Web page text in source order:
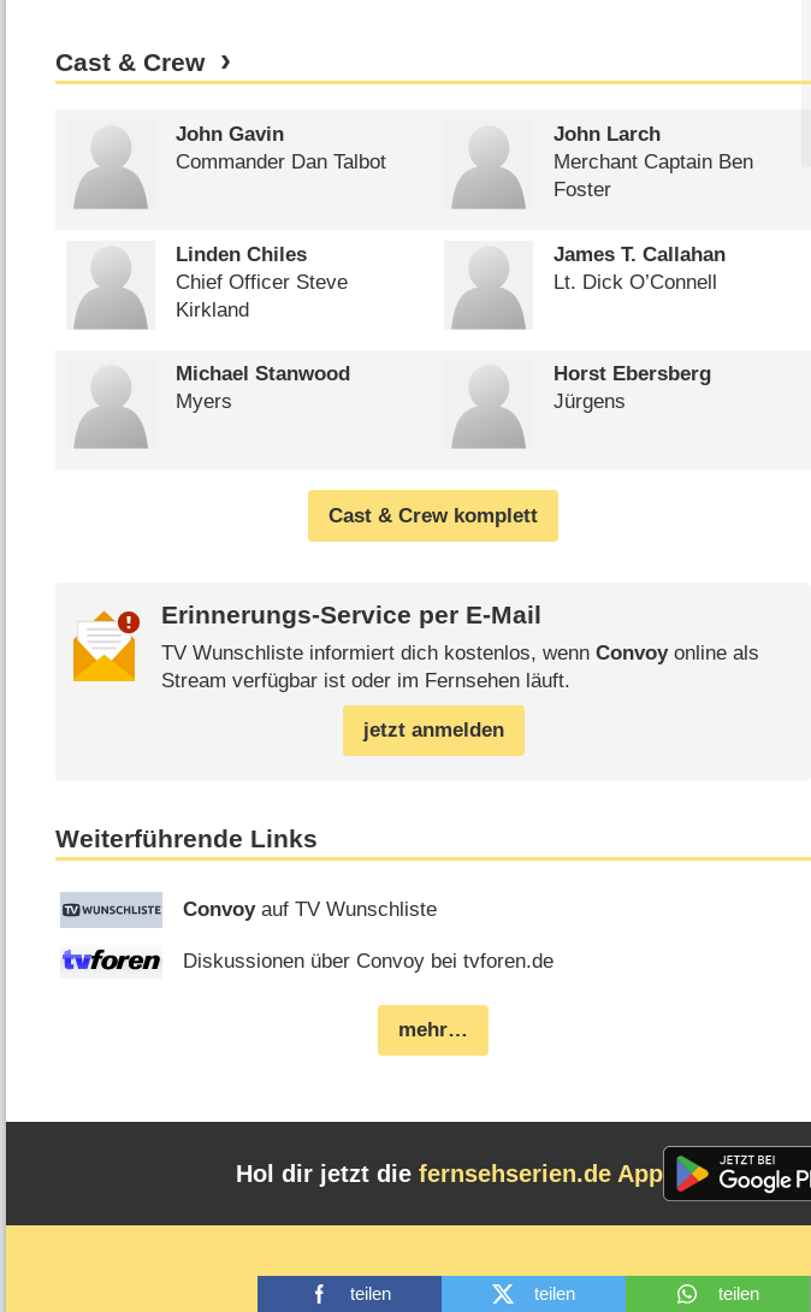
Cast & Crew
John Gavin
Commander Dan Talbot
John Larch
Merchant Captain Ben
Foster
Linden Chiles
Chief Officer Steve
Kirkland
James T. Callahan
Lt. Dick O’Connell
Michael Stanwood
Myers
Horst Ebersberg
Jürgens
Cast & Crew komplett
Erinnerungs-Service per E-Mail
TV Wunschliste informiert dich kostenlos, wenn Convoyonline als
Stream verfügbar ist oder im Fernsehen läuft.
jetzt anmelden
Weiterführende Links
Convoyauf TV Wunschliste
Diskussionen über Convoy bei tvforen.de
mehr…
Hol dir jetzt die fernsehserien.de App
teilen teilen teilen